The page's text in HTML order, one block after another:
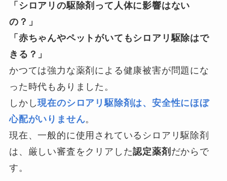
「シロアリの駆除剤って人体に影響はない
の？」
「赤ちゃんやペットがいてもシロアリ駆除はで
きる？」
かつては強力な薬剤による健康被害が問題にな
った時代もありました。
しかし現在のシロアリ駆除剤は、安全性にほぼ
心配がいりません。
現在、一般的に使用されているシロアリ駆除剤
は、厳しい審査をクリアした認定薬剤 だからで
す。